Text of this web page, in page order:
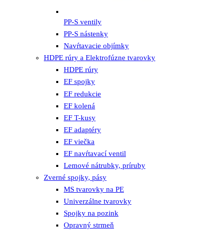
PP-S ventily
PP-S nástenky
Navŕtavacie objímky
HDPE rúry a Elektrofúzne tvarovky
HDPE rúry
EF spojky
EF redukcie
EF kolená
EF T-kusy
EF adaptéry
EF viečka
EF navŕtavací ventil
Lemové nátrubky, príruby
Zverné spojky, pásy
MS tvarovky na PE
Univerzálne tvarovky
Spojky na pozink
Opravný strmeň